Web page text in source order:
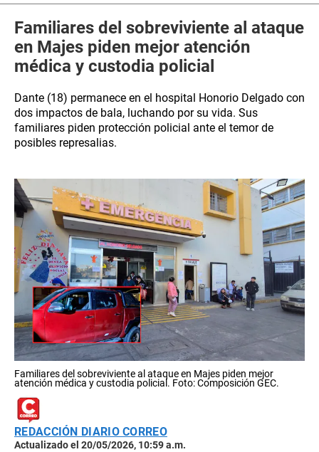
Familiares del sobreviviente al ataque
en Majes piden mejor atención
médica y custodia policial
Dante (18) permanece en el hospital Honorio Delgado con
dos impactos de bala, luchando por su vida. Sus
familiares piden protección policial ante el temor de
posibles represalias.
Familiares del sobreviviente al ataque en Majes piden mejor
atención médica y custodia policial. Foto: Composición GEC.
REDACCIÓN DIARIO CORREO
Actualizado el 20/05/2026, 10:59 a.m.